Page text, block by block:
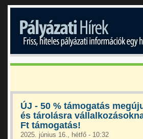
ÚJ - 50 % támogatás
és tárolásra
Ft támogatás!
2025. június 16., hétfő - 10:32